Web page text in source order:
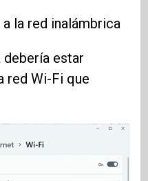
la red inalámbrica
debería estar
red Wi-Fi que